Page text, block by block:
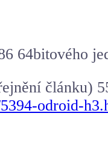
64bitového
článku)
odroid-